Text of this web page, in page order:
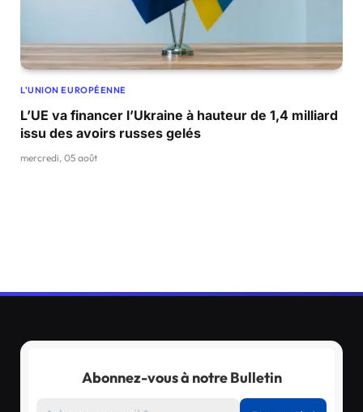
L'UNION EUROPÉENNE
L’UE va financer l’Ukraine à hauteur de 1,4 milliard
issu des avoirs russes gelés
mercredi, 05 août
Abonnez-vous à notre Bulletin